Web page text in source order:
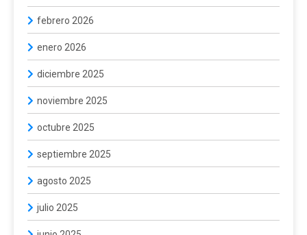
febrero 2026
enero 2026
diciembre 2025
noviembre 2025
octubre 2025
septiembre 2025
agosto 2025
julio 2025